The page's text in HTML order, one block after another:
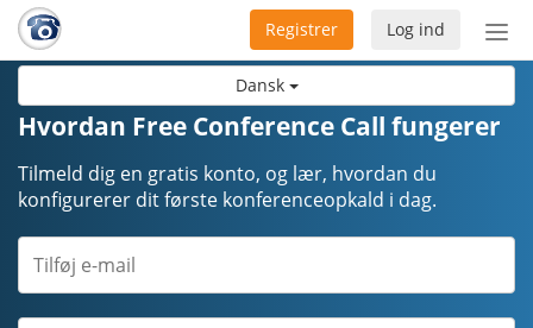
Dansk
Slå
Log ind
Registrer
Hvordan Free Conference Call fungerer
Tilmeld dig en gratis konto, og lær, hvordan du
konfigurerer dit første konferenceopkald i dag.